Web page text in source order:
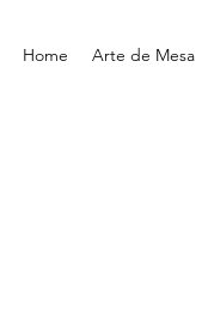
Home Arte de Mesa